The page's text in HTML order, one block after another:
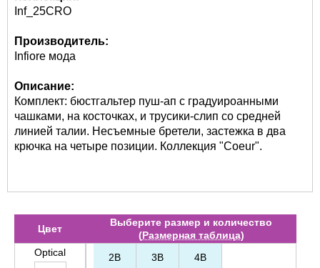
Inf_25CRO
Производитель:
Infiore мода
Описание:
Комплект: бюстгальтер пуш-ап с градуироанными
чашками, на косточках, и трусики-слип со средней
линией талии. Несъемные бретели, застежка в два
крючка на четыре позиции. Коллекция "Coeur".
Цвет
Выберите размер и количество
(Размерная таблица)
Optical
2B 3B 4B